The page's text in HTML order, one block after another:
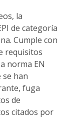
la
de categoría
Cumple con
requisitos
norma EN
se han
fuga
de
citados por